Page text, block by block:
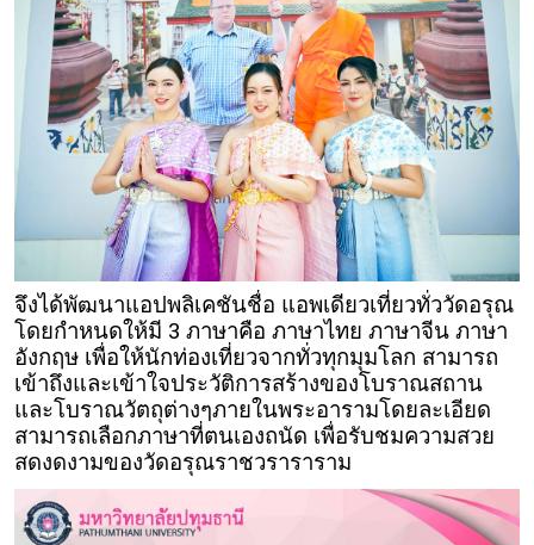
จึงได้พัฒนาแอปพลิเคชันชื่อ แอพเดียวเที่ยวทั่ววัดอรุณ
โดยกำหนดให้มี 3 ภาษาคือ ภาษาไทย ภาษาจีน ภาษา
อังกฤษ เพื่อให้นักท่องเที่ยวจากทั่วทุกมุมโลก สามารถ
เข้าถึงและเข้าใจประวัติการสร้างของโบราณสถาน
และโบราณวัตถุต่างๆภายในพระอารามโดยละเอียด
สามารถเลือกภาษาที่ตนเองถนัด เพื่อรับชมความสวย
สดงดงามของวัดอรุณราชวราราราม